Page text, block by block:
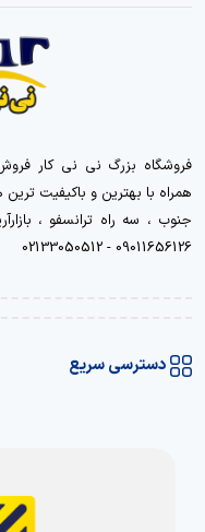
فروشگاه بزرگ نی نی کار
همراه با بهترین و باکیفیت
09011656126 - 02133050512
دسترسی سریع